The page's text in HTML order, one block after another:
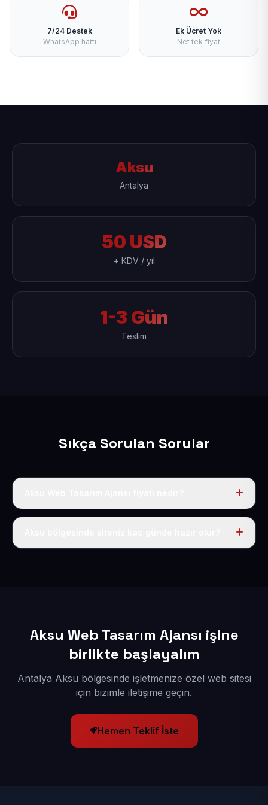
7/24 Destek
WhatsApp hattı
Ek Ücret Yok
Net tek fiyat
Aksu
Antalya
50 USD
+ KDV / yıl
1-3 Gün
Teslim
Sıkça Sorulan Sorular
Tek fiyat uygulanır: yıllık 50 USD + KDV. Bu bedele alan
Aksu Web Tasarım Ajansı işine
birlikte başlayalım
Antalya Aksu bölgesinde işletmenize özel web sitesi
için bizimle iletişime geçin.
Hemen Teklif İste